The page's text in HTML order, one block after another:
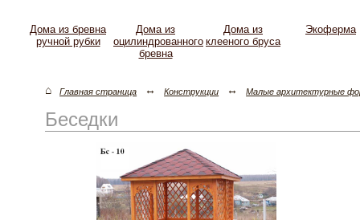
Дома из бревна
ручной рубки
Дома из
оцилиндрованного
бревна
Дома из
клееного бруса
Экоферма
⌂ Главная страница ↔ Конструкции ↔ Малые архитектурные
Беседки